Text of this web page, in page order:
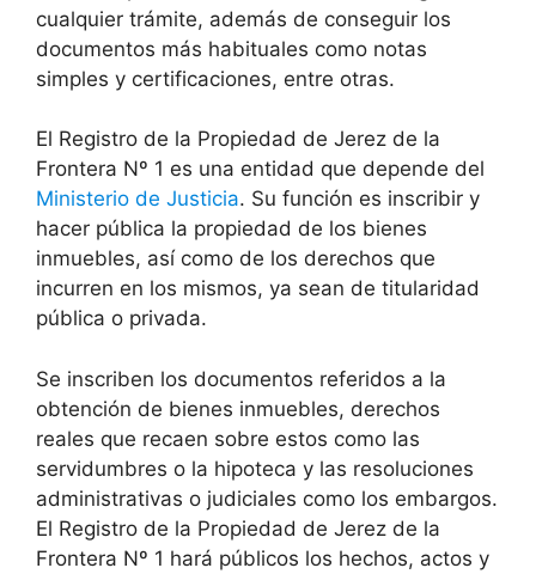
cualquier trámite, además de conseguir los
documentos más habituales como notas
simples y certificaciones, entre otras.
El Registro de la Propiedad de Jerez de la
Frontera Nº 1 es una entidad que depende del
Ministerio de Justicia. Su función es inscribir y
hacer pública la propiedad de los bienes
inmuebles, así como de los derechos que
incurren en los mismos, ya sean de titularidad
pública o privada.
Se inscriben los documentos referidos a la
obtención de bienes inmuebles, derechos
reales que recaen sobre estos como las
servidumbres o la hipoteca y las resoluciones
administrativas o judiciales como los embargos.
El Registro de la Propiedad de Jerez de la
Frontera Nº 1 hará públicos los hechos, actos y